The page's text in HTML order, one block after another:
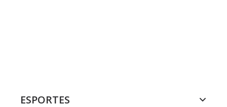
ESPORTES